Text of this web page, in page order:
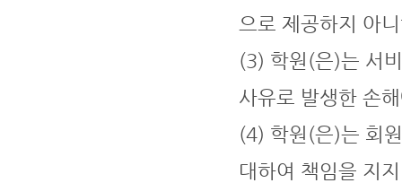
으로 제공하지 아
(3) 학원(은)는 서
사유로 발생한 손
(4) 학원(은)는 회
대하여 책임을 지